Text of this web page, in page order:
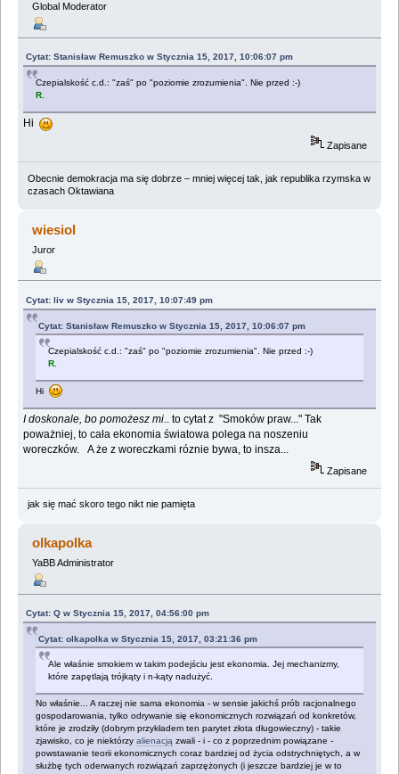
Global Moderator
Cytat: Stanisław Remuszko w Stycznia 15, 2017, 10:06:07 pm
Czepialskość c.d.: "zaś" po "poziomie zrozumienia". Nie przed :-)
R.
Hi
Zapisane
Obecnie demokracja ma się dobrze – mniej więcej tak, jak republika rzymska w
czasach Oktawiana
wiesiol
Juror
Cytat: liv w Stycznia 15, 2017, 10:07:49 pm
Cytat: Stanisław Remuszko w Stycznia 15, 2017, 10:06:07 pm
Czepialskość c.d.: "zaś" po "poziomie zrozumienia". Nie przed :-)
R.
Hi
I doskonale, bo pomożesz mi.. to cytat z "Smoków praw..." Tak
poważniej, to cała ekonomia światowa polega na noszeniu
woreczków. A że z woreczkami róznie bywa, to insza...
Zapisane
jak się mać skoro tego nikt nie pamięta
olkapolka
YaBB Administrator
Cytat: Q w Stycznia 15, 2017, 04:56:00 pm
Cytat: olkapolka w Stycznia 15, 2017, 03:21:36 pm
Ale właśnie smokiem w takim podejściu jest ekonomia. Jej mechanizmy,
które zapętlają trójkąty i n-kąty nadużyć.
No właśnie... A raczej nie sama ekonomia - w sensie jakichś prób racjonalnego
gospodarowania, tylko odrywanie się ekonomicznych rozwiązań od konkretów,
które je zrodziły (dobrym przykładem ten parytet złota długowieczny) - takie
zjawisko, co je niektórzyalienacją zwali - i - co z poprzednim powiązane -
powstawanie teorii ekonomicznych coraz bardziej od życia odstrychniętych, a w
służbę tych oderwanych rozwiązań zaprzężonych (i jeszcze bardziej je w to